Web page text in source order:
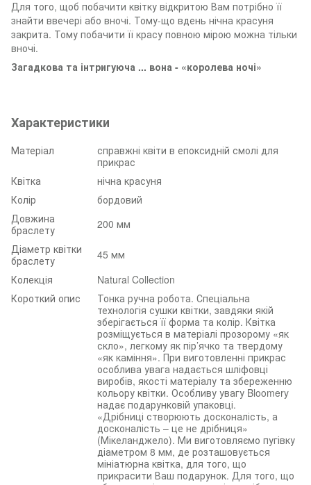
Для того, щоб побачити квітку відкритою Вам потрібно її
знайти ввечері або вночі. Тому-що вдень нічна красуня
закрита. Тому побачити її красу повною мірою можна тільки
вночі.
Загадкова та інтригуюча ... вона - «королева ночі»
Характеристики
Матеріал
справжні квіти в епоксидній смолі для
прикрас
Квітка
нічна красуня
Колір
бордовий
Довжина
браслету
200 мм
Діаметр квітки
браслету
45 мм
Колекція
Natural Collection
Короткий опис
Тонка ручна робота. Спеціальна
технологія сушки квітки, завдяки якій
зберігається її форма та колір. Квітка
розміщується в матеріалі прозорому «як
скло», легкому як пір’ячко та твердому
«як каміння». При виготовленні прикрас
особлива увага надається шліфовці
виробів, якості матеріалу та збереженню
кольору квітки. Особливу увагу Bloomery
надає подарунковій упаковці.
«Дрібниці створюють досконалість, а
досконалість – це не дрібниця»
(Мікеланджело). Ми виготовляємо пугівку
діаметром 8 мм, де розташовується
мініатюрна квітка, для того, що
прикрасити Ваш подарунок. Для того, що